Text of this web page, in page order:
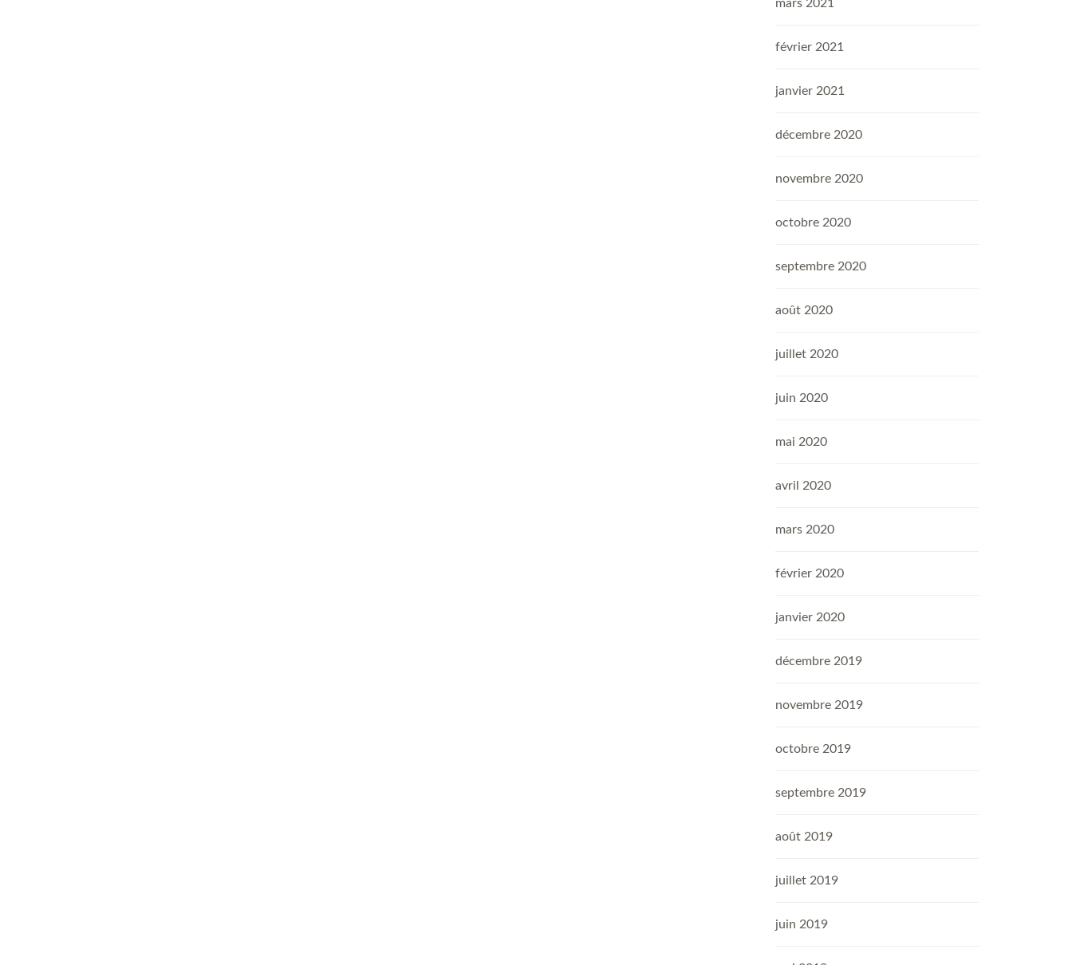
mars 2021
février 2021
janvier 2021
décembre 2020
novembre 2020
octobre 2020
septembre 2020
août 2020
juillet 2020
juin 2020
mai 2020
avril 2020
mars 2020
février 2020
janvier 2020
décembre 2019
novembre 2019
octobre 2019
septembre 2019
août 2019
juillet 2019
juin 2019